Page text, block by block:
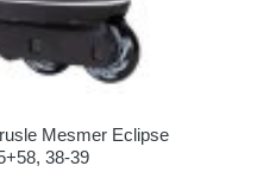
Mesmer Eclipse
38-39